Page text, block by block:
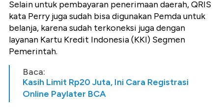
Selain untuk pembayaran penerimaan daerah, QRIS
kata Perry juga sudah bisa digunakan Pemda untuk
belanja, karena sudah terkoneksi juga dengan
layanan Kartu Kredit Indonesia (KKI) Segmen
Pemerintah.
Baca:
Kasih Limit Rp20 Juta, Ini Cara Registrasi
Online Paylater BCA